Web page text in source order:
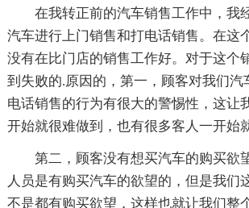
在我转正前的汽车销售工作中，我
汽车进行上门销售和打电话销售。在这
没有在比门店的销售工作好。对于这个
到失败的.原因的，第一，顾客对我们汽
电话销售的行为有很大的警惕性，这让
开始就很难做到，也有很多客人一开始
第二，顾客没有想买汽车的购买欲
人员是有购买汽车的欲望的，但是我们
不是都有购买欲望，这样也就让我们整